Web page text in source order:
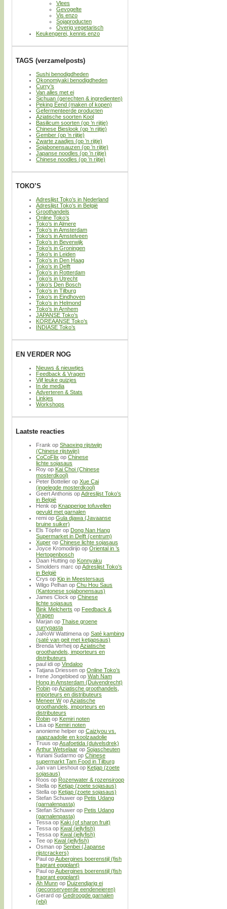
Vlees
Gevogelte
Vis enzo
Sojaproducten
Overig vegetarisch
Keukengerei, kennis enzo
TAGS (verzamelposts)
Sushi benodigdheden
Okonomiyaki benodigdheden
Curry’s
Van alles met ei
Sichuan (gerechten & ingredienten)
Peking Eend (maken of kopen)
Gefermenteerde producten
Aziatische soorten Kool
Basilicum soorten (op ’n rijtje)
Chinese Bieslook (op ’n rijtje)
Gember (op ’n rijtje)
Zwarte zaadjes (op ’n rijtje)
Sojabonensauzen (op ’n rijtje)
Japanse noodles (op ’n rijtje)
Chinese noodles (op ’n rijtje)
TOKO’S
Adreslijst Toko’s in Nederland
Adreslijst Toko’s in België
Groothandels
Online Toko’s
Toko’s in Almere
Toko’s in Amsterdam
Toko’s in Amstelveen
Toko’s in Beverwijk
Toko’s in Groningen
Toko’s in Leiden
Toko’s in Den Haag
Toko’s in Delft
Toko’s in Rotterdam
Toko’s in Utrecht
Toko’s Den Bosch
Toko’s in Tilburg
Toko’s in Eindhoven
Toko’s in Helmond
Toko’s in Arnhem
JAPANSE Toko’s
KOREAANSE Toko’s
INDIASE Toko’s
EN VERDER NOG
Nieuws & nieuwtjes
Feedback & Vragen
Vijf leuke quizjes
In de media
Adverteren & Stats
Linkjes
Workshops
Laatste reacties
Frank op Shaoxing rijstwijn
(Chinese rijstwijn)
CoCoFlix op Chinese
lichte sojasaus
Roy op Kai Choi (Chinese
mosterdkool)
Peter Bottelier op Xue Cai
(ingelegde mosterdkool)
Geert Anthonis opAdreslijst Toko’s
in België
Henk op Knapperige tofuvellen
gevuld met garnalen
remi op Gula djawa (Javaanse
bruine suiker)
Els Töpfer op Dong Nan Hang
Supermarket in Delft (centrum)
Xuper op Chinese lichte sojasaus
Joyce Kromodirijo op Oriental in ’s
Hertogenbosch
Daan Hutting op Konnyaku
Smolders marc opAdreslijst Toko’s
in België
Crys op Kip in Meestersaus
Wilgo Pelhan op Chu Hou Saus
(Kantonese sojabonensaus)
James Clock op Chinese
lichte sojasaus
Bink Melcherts op Feedback &
Vragen
Marjan op Thaise groene
currypasta
JaRoW Wattimena op Saté kambing
(saté van geit met ketjapsaus)
Brenda Verheij opAziatische
groothandels, importeurs en
distributeurs
paul idi op Vindaloo
Tatjana Driessen op Online Toko’s
Irene Jongebloed op Wah Nam
Hong in Amsterdam (Duivendrecht)
Robin opAziatische groothandels,
importeurs en distributeurs
Meneer WopAziatische
groothandels, importeurs en
distributeurs
Robin op Kemiri noten
Lisa op Kemiri noten
anonieme helper op Caiziyou vs.
raapzaadolie en koolzaadolie
Truus opAsafoetida (duivelsdrek)
Arthur Wetselaar op Sojascheuten
Yuriani Sudarmo op Chinese
supermarkt Tam Food in Tilburg
Jan van Lieshout op Ketjap (zoete
sojasaus)
Roos op Rozenwater & rozensiroop
Stella op Ketjap (zoete sojasaus)
Stella op Ketjap (zoete sojasaus)
Stefan Schuwer op Petis Udang
(garnalenpasta)
Stefan Schuwer op Petis Udang
(garnalenpasta)
Tessa op Kaki (of sharon fruit)
Tessa op Kwal (jellyfish)
Tessa op Kwal (jellyfish)
Tee op Kwal (jellyfish)
Osman op Senbei (Japanse
rijstcrackers)
Paul opAubergines boerenstijl (fish
fragrant eggplant)
Paul opAubergines boerenstijl (fish
fragrant eggplant)
Ah Munn op Duizendjarig ei
(geconserveerde eendeneieren)
Gerard op Gedroogde garnalen
(ebi)